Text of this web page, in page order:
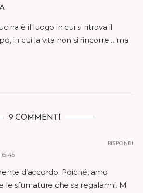
è il luogo in cui si ritrova il
in cui la vita non si rincorre… ma
9 COMMENTI
d’accordo. Poiché, amo
le sfumature che sa regalarmi. Mi
RISPONDI